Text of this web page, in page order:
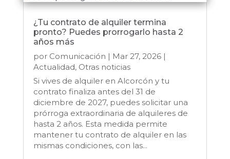
¿Tu contrato de alquiler termina
pronto? Puedes prorrogarlo hasta 2
años más
por Comunicación | Mar 27, 2026|
Actualidad, Otras noticias
Si vives de alquiler en Alcorcón y tu
contrato finaliza antes del 31 de
diciembre de 2027, puedes solicitar una
prórroga extraordinaria de alquileres de
hasta 2 años. Esta medida permite
mantener tu contrato de alquiler en las
mismas condiciones, con las...